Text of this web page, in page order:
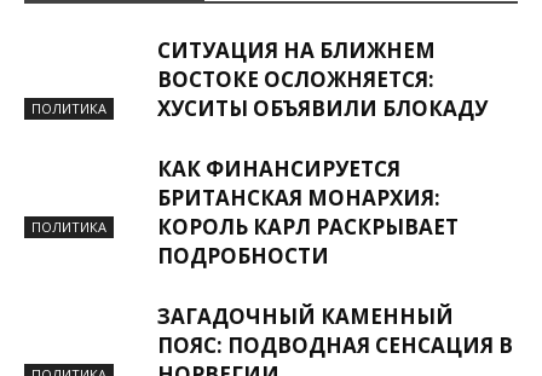
ПОЛИТИКА
СИТУАЦИЯ НА БЛИЖНЕМ
ВОСТОКЕ ОСЛОЖНЯЕТСЯ:
ХУСИТЫ ОБЪЯВИЛИ БЛОКАДУ
ПОЛИТИКА
КАК ФИНАНСИРУЕТСЯ
БРИТАНСКАЯ МОНАРХИЯ:
КОРОЛЬ КАРЛ РАСКРЫВАЕТ
ПОДРОБНОСТИ
ЗАГАДОЧНЫЙ КАМЕННЫЙ
ПОЯС: ПОДВОДНАЯ СЕНСАЦИЯ В